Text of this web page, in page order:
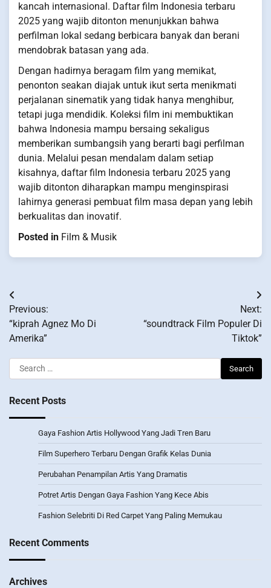
kancah internasional. Daftar film Indonesia terbaru
2025 yang wajib ditonton menunjukkan bahwa
perfilman lokal sedang berbicara banyak dan berani
mendobrak batasan yang ada.
Dengan hadirnya beragam film yang memikat,
penonton seakan diajak untuk ikut serta menikmati
perjalanan sinematik yang tidak hanya menghibur,
tetapi juga mendidik. Koleksi film ini membuktikan
bahwa Indonesia mampu bersaing sekaligus
memberikan sumbangsih yang berarti bagi perfilman
dunia. Melalui pesan mendalam dalam setiap
kisahnya, daftar film Indonesia terbaru 2025 yang
wajib ditonton diharapkan mampu menginspirasi
lahirnya generasi pembuat film masa depan yang lebih
berkualitas dan inovatif.
Posted in Film & Musik
Post
navigation
Previous:
“kiprah Agnez Mo Di
Amerika”
Next:
“soundtrack Film Populer Di
Tiktok”
Search
for:
Recent Posts
Gaya Fashion Artis Hollywood Yang Jadi Tren Baru
Film Superhero Terbaru Dengan Grafik Kelas Dunia
Perubahan Penampilan Artis Yang Dramatis
Potret Artis Dengan Gaya Fashion Yang Kece Abis
Fashion Selebriti Di Red Carpet Yang Paling Memukau
Recent Comments
Archives